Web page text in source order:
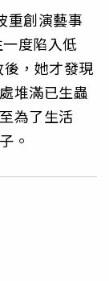
重創演藝事
度陷入低
，她才發現
堆滿已生蟲
為了生活
。